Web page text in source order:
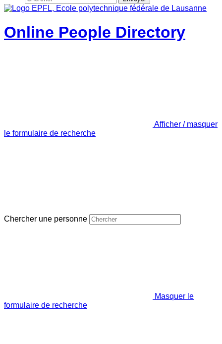
Online People Directory
Afficher / masquer
le formulaire de recherche
Chercher une personne
Masquer le
formulaire de recherche